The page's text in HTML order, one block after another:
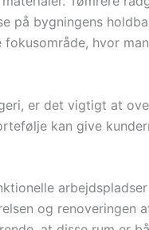
på bygningens
hvor
er det vigtigt at
kan give
arbejdspladser
og renoveringen